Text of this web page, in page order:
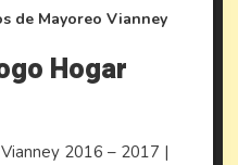
de Mayoreo Vianney
Hogar
2016 – 2017 |